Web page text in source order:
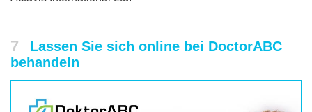
7
Lassen Sie sich online bei DoctorABC
behandeln